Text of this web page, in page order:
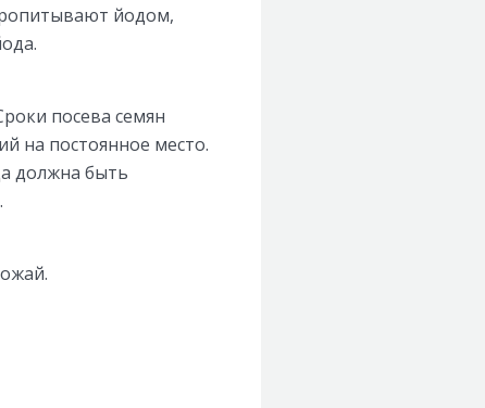
йодом,
посева семян
на постоянное место.
должна быть